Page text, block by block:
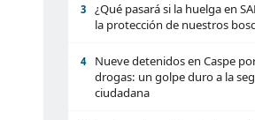
3
¿Qué pasará si la huelga en
la protección de nuestros
4
Nueve detenidos en Caspe
drogas: un golpe duro a la
ciudadana